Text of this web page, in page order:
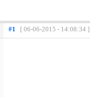
#1 [ 06-06-2015 - 14:08:34 ]